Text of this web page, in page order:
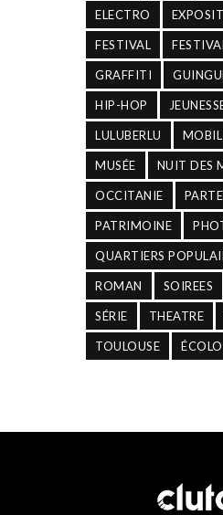
ELECTRO
FESTIVAL
GRAFFITI
HIP-HOP
LULUBERLU
MUSÉE NUIT DES
OCCITANIE
PATRIMOINE
QUARTIERS
ROMAN SOIREES
SÉRIE THEATRE
TOULOUSE